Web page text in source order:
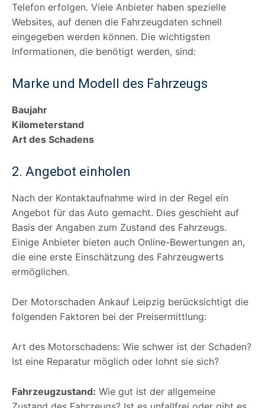
Telefon erfolgen. Viele Anbieter haben spezielle
Websites, auf denen die Fahrzeugdaten schnell
eingegeben werden können. Die wichtigsten
Informationen, die benötigt werden, sind:
Marke und Modell des Fahrzeugs
Baujahr
Kilometerstand
Art des Schadens
2. Angebot einholen
Nach der Kontaktaufnahme wird in der Regel ein
Angebot für das Auto gemacht. Dies geschieht auf
Basis der Angaben zum Zustand des Fahrzeugs.
Einige Anbieter bieten auch Online-Bewertungen an,
die eine erste Einschätzung des Fahrzeugwerts
ermöglichen.
Der Motorschaden Ankauf Leipzig berücksichtigt die
folgenden Faktoren bei der Preisermittlung:
Art des Motorschadens: Wie schwer ist der Schaden?
Ist eine Reparatur möglich oder lohnt sie sich?
Fahrzeugzustand: Wie gut ist der allgemeine